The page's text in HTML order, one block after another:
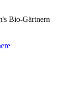
Bio-Gärtnern